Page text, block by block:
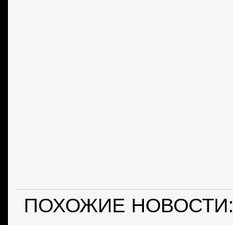
ПОХОЖИЕ НОВОСТИ: